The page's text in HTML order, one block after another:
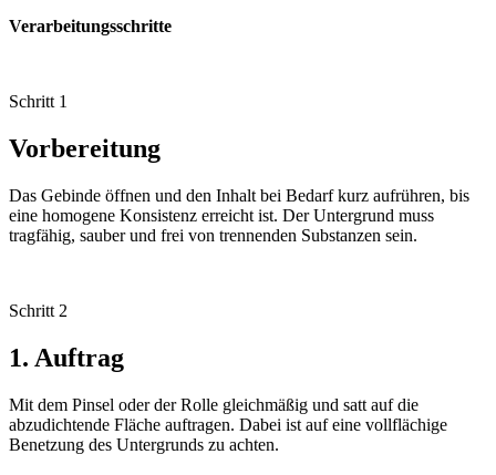
Verarbeitungsschritte
Schritt 1
Vorbereitung
Das Gebinde öffnen und den Inhalt bei Bedarf kurz aufrühren, bis
eine homogene Konsistenz erreicht ist. Der Untergrund muss
tragfähig, sauber und frei von trennenden Substanzen sein.
Schritt 2
1. Auftrag
Mit dem Pinsel oder der Rolle gleichmäßig und satt auf die
abzudichtende Fläche auftragen. Dabei ist auf eine vollflächige
Benetzung des Untergrunds zu achten.